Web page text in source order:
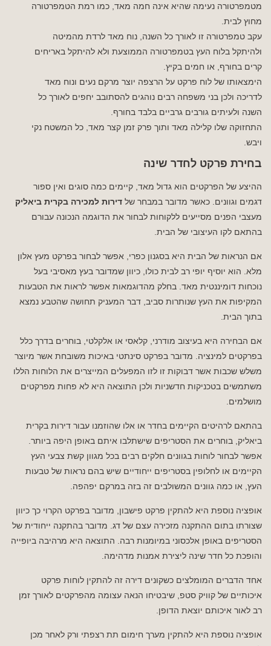
מטמפרטורה נעימה שהיא אינה חמה מאד, כמו רמת הטמפרטורה
מחוץ לבית.
עקב טמפרטורה זו לאורך כל השנה, נוח מאד לרדת מהמיטה
ולהיתקל בלוח העץ בטמפרטורה הממוצעת ולא להיתקל באריחים
קרים בחורף, או חמים בקיץ.
הימצאותו של לוח פרקט על הרצפה יוצר מרקם נעים ונוח מאד
לדריכה ולכן בני משפחה רבים נוהגים להסתובב יחפים לאורך כל
השנה ולעיתים גורבים גרביים בלבד בחורף.
התחזוקה שלו קלילה מאד ותוך פרק זמן קצר מאד, כל המשטח נקי
ויבש.
בחירת פרקט לחדר שינה
ההיצע של הפרקטים הוא גדול מאד, קיימים כמה סוגים ואין ספור
דגמים וגוונים. כאשר מדובר במבחר של דירות למכירה בקרית ביאליק
מעצבי הפנים מסייעים ללקוחות לבחור את הדוגמה הנכונה עבורם
בהתאם לקו העיצובי של הבית.
אם הנראות של הבית היא בסגנון כפרי, אפשר לבחור בפרקט מעץ אלון
מלא. הוא יוסיף יופי רב לבית כולו, כיוון שמדובר בעץ מאסיבי בעל
נוכחות דומיננטית מאד. בחלק מהדוגמאות אפשר לראות את הטבעות
המקיפות את העץ שנותרות סביב, דבר המעניק תחושה שהטבע נמצא
בתוך הבית.
אם הבחירה היא בעיצוב מודרני, קלאסי או אלקלטי, בוחרים בדרך כלל
בפרקטים למינציה. מדובר בפרקט סינתטי באיכות משובחת אשר מיוצר
משלש שכבות אשר דבוקות זו לזו המפעלים המייצרים את הלוחות הללו
משתמשים בטכניקות חדשניות ולכן התוצאה היא לא פחות מפרקטים
מושלמים.
בהתאם לרהיטים הקיימים בחדר או אלו שהוזמנו עבור דירות בקרית
ביאליק, בוחרים את הסטריפים שישתלבו איתם באופן היפה ביותר.
אפשר לבחור לוחות בגוונים חלקים רבים בכל מגוון קשת צבעי העץ
הקיימים או לחלופין בסטריפים ייחודיים שיש בהם נראות של טבעות
העץ, או כמה גוונים המשולבים זה בזה במרקם יפהפה.
אופציה נוספת היא להתקין פרקט פישבון, מדובר בפרקט הקרוי כך כיוון
שצורתו בתום ההתקנה מזכירה עצם של דג. מדובר בהתקנה ייחודית של
הסטריפים באופן אלכסוני במיומנות רבה. התוצאה היא מרהיבה ביופייה
והופכת כל חדר שינה ליצירת אמנות מדהימה.
אחד הדברים המומלצים כשקונים דירה זה להתקין לוחות פרקט
איכותיים של קוויק סטפ, שיבטיחו הנאה עצומה מהפרקטים לאורך זמן
רב לאור איכותם יוצאת הדופן.
אופציה נוספת היא להתקין מערך חימום תת רצפתי ורק לאחר מכן